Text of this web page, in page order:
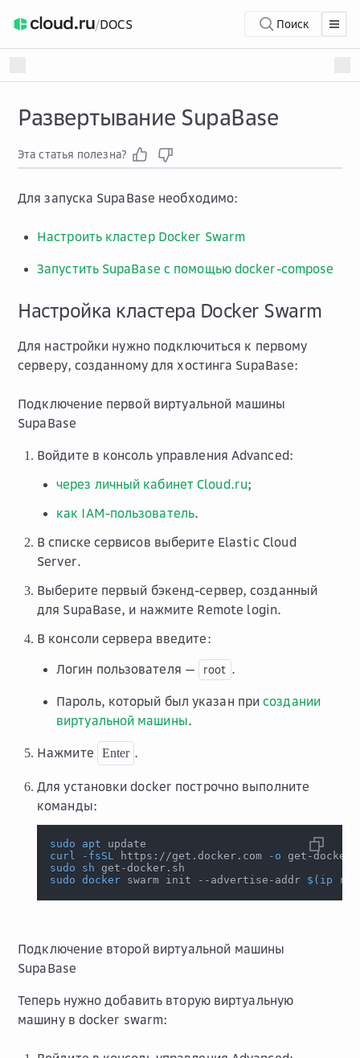
/DOCS Поиск
Развертывание SupaBase
Эта статья полезна?
Для запуска SupaBase необходимо:
Настроить кластер Docker Swarm
Запустить SupaBase с помощью docker-compose
Настройка кластера Docker Swarm
Для настройки нужно подключиться к первому
серверу, созданному для хостинга SupaBase:
Подключение первой виртуальной машины
SupaBase
Войдите в консоль управления Advanced:
через личный кабинет Cloud.ru;
как IAM-пользователь.
В списке сервисов выберите Elastic Cloud
Server.
Выберите первый бэкенд-сервер, созданный
для SupaBase, и нажмите Remote login.
В консоли сервера введите:
Логин пользователя —
root .
Пароль, который был указан присоздании
виртуальной машины.
Нажмите
Enter .
Для установки docker построчно выполните
команды:
sudo apt update
curl
-fsSL https://get.docker.com -o get-
sudo
sh get-docker.sh
sudo docker swarm init --advertise-addr $( ip
Подключение второй виртуальной машины
SupaBase
Теперь нужно добавить вторую виртуальную
машину в docker swarm: